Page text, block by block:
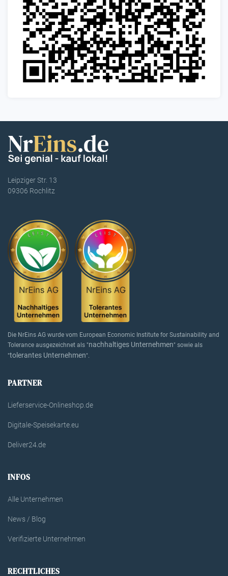
Leipziger Str. 13
09306 Rochlitz
Die NrEins AG wurde vom European Economic Institute for Sustainability and
Tolerance ausgezeichnet als "nachhaltiges Unternehmen" sowie als
"tolerantes Unternehmen".
PARTNER
Lieferservice-Onlineshop.de
Digitale-Speisekarte.eu
Deliver24.de
INFOS
Alle Unternehmen
News / Blog
Verifizierte Unternehmen
RECHTLICHES